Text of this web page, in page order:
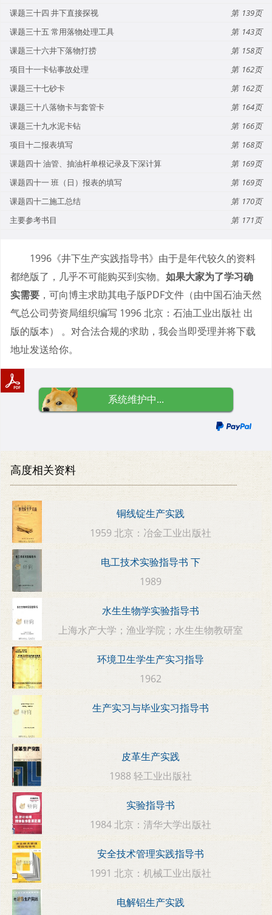
课题三十四 井下直接探视
139
课题三十五 常用落物处理工具
143
课题三十六井下落物打捞
158
项目十一卡钻事故处理
162
课题三十七砂卡
162
课题三十八落物卡与套管卡
164
课题三十九水泥卡钻
166
项目十二报表填写
168
课题四十 油管、抽油杆单根记录及下深计算
169
课题四十一 班（日）报表的填写
169
课题四十二施工总结
170
主要参考书目
171
1996《井下生产实践指导书》由于是年代较久的资料
都绝版了，几乎不可能购买到实物。 如果大家为了学习确
实需要 ，可向博主求助其电子版PDF文件（由中国石油天然
气总公司劳资局组织编写 1996 北京：石油工业出版社 出
版的版本） 。对合法合规的求助，我会当即受理并将下载
地址发送给你。
系统维护中...
高度相关资料
铜线锭生产实践
1959 北京：冶金工业出版社
电工技术实验指导书 下
1989
水生生物学实验指导书
上海水产大学；渔业学院；水生生物教研室
环境卫生学生产实习指导
1962
生产实习与毕业实习指导书
皮革生产实践
1988 轻工业出版社
实验指导书
1984 北京：清华大学出版社
安全技术管理实践指导书
1991 北京：机械工业出版社
电解铝生产实践